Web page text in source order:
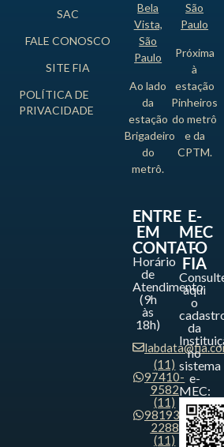
SAC
FALE CONOSCO
SITE FIA
POLÍTICA DE
PRIVACIDADE
Bela
Vista,
São
Paulo
Ao lado
da
estação
Brigadeiro
do
metrô.
São
Paulo
Próxima
à
estação
Pinheiros
do metrô
e da
CPTM.
ENTRE
EM
CONTATO
Horário
de
Atendimento
(9h
às
18h)
(11)
97410-
9582
(11)
98193-
2288
(11)
E-
MEC
-
FIA
aqui
o
da
no
sistema
e-
MEC: